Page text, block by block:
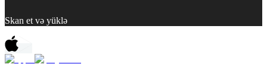
Skan et və yüklə